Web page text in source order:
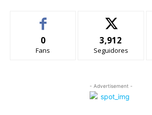
0
Fans
3,912
Seguidores
- Advertisement -